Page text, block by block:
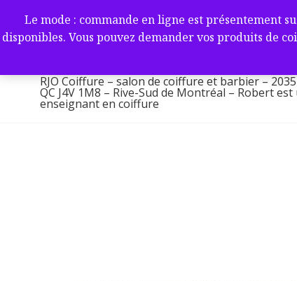
Le mode : commande en ligne est présentement
disponibles. Vous pouvez demander vos produits de
contenu
RJO Coiffure – salon de
-2035E Av. Victoria, Saint-
RJO Coiffure – salon de coiffure et barbier –
QC J4V 1M8 – Rive-Sud de Montréal – Robert
enseignant en coiffure